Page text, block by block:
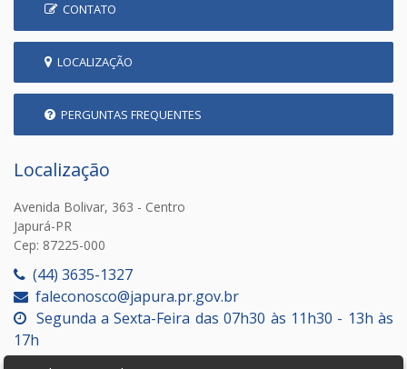
CONTATO
LOCALIZAÇÃO
PERGUNTAS FREQUENTES
Localização
Avenida Bolivar, 363 - Centro
Japurá-PR
Cep: 87225-000
(44) 3635-1327
faleconosco@japura.pr.gov.br
Segunda a Sexta-Feira das 07h30 às 11h30 - 13h às
17h